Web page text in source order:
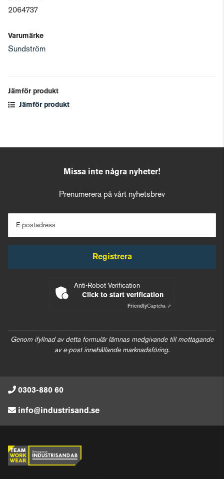
2064737
Varumärke
Sundström
Jämför produkt
Jämför produkt
Missa inte några nyheter!
Prenumerera på vårt nyhetsbrev
E-postadress
Registrera
Anti-Robot Verification
Click to start verification
FriendlyCaptcha ⇗
Genom ifyllnad av detta formulär lämnas medgivande till mottagande
av e-post innehållande marknadsföring.
0303-880 60
info@industrisand.se